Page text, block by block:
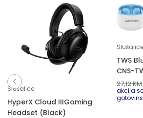
Slušalice
HyperX Cloud IIIGaming
Headset (Black)
Slušalice
TWS
CNS-
27,12KM
akcija